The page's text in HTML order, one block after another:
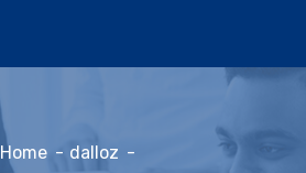
Home
dalloz